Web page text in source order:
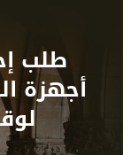
طلب
أجهزة